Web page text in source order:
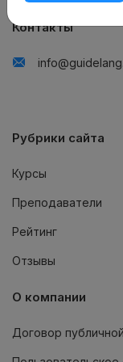
Контакты
Рубрики сайта
Курсы
Преподаватели
Рейтинг
Отзывы
О компании
Договор